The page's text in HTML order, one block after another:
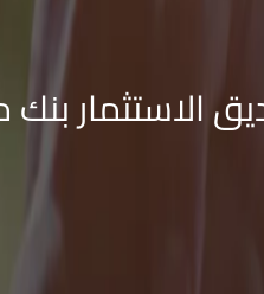
الاستثمار